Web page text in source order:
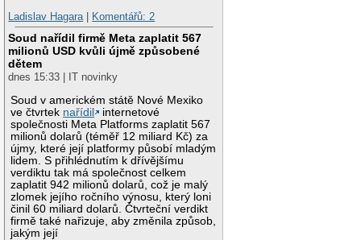
Ladislav Hagara| Komentářů: 2
Soud nařídil firmě Meta zaplatit 567
milionů USD kvůli újmě způsobené
dětem
dnes 15:33 | IT novinky
Soud v americkém státě Nové Mexiko
ve čtvrtek nařídil
internetové
společnosti Meta Platforms zaplatit 567
milionů dolarů (téměř 12 miliard Kč) za
újmy, které její platformy působí mladým
lidem. S přihlédnutím k dřívějšímu
verdiktu tak má společnost celkem
zaplatit 942 milionů dolarů, což je malý
zlomek jejího ročního výnosu, který loni
činil 60 miliard dolarů. Čtvrteční verdikt
firmě také nařizuje, aby změnila způsob,
jakým její